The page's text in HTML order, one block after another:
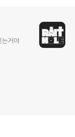
는거야